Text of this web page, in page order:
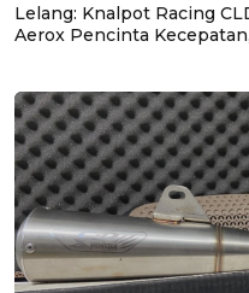
Lelang: Knalpot Racing
Aerox Pencinta